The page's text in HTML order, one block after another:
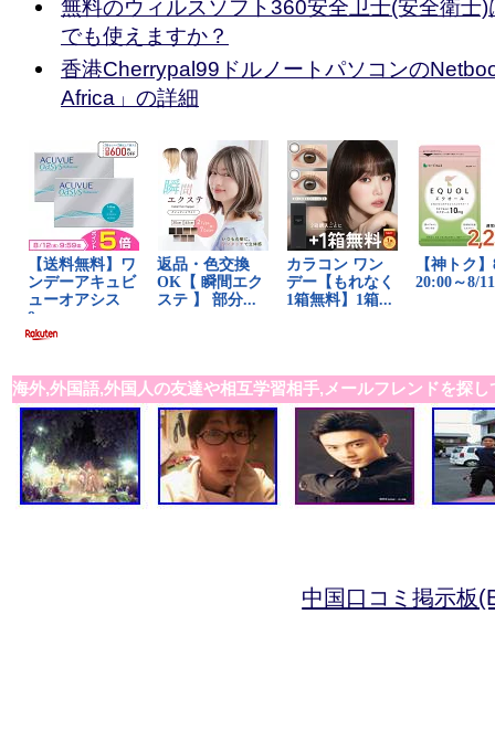
無料のウィルスソフト360安全卫士(安全衛士
でも使えますか？
香港Cherrypal99ドルノートパソコンの
Africa」の詳細
海外,外国語,外国人の友達や相互学習相手,メールフレンドを探し
中国口コミ掲示板